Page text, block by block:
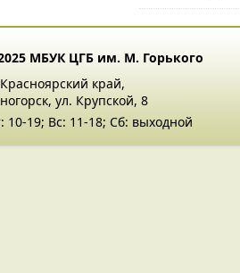
МБУК ЦГБ им. М. Горького
край,
ул. Крупской, 8
19; Вс: 11-18; Сб: выходной